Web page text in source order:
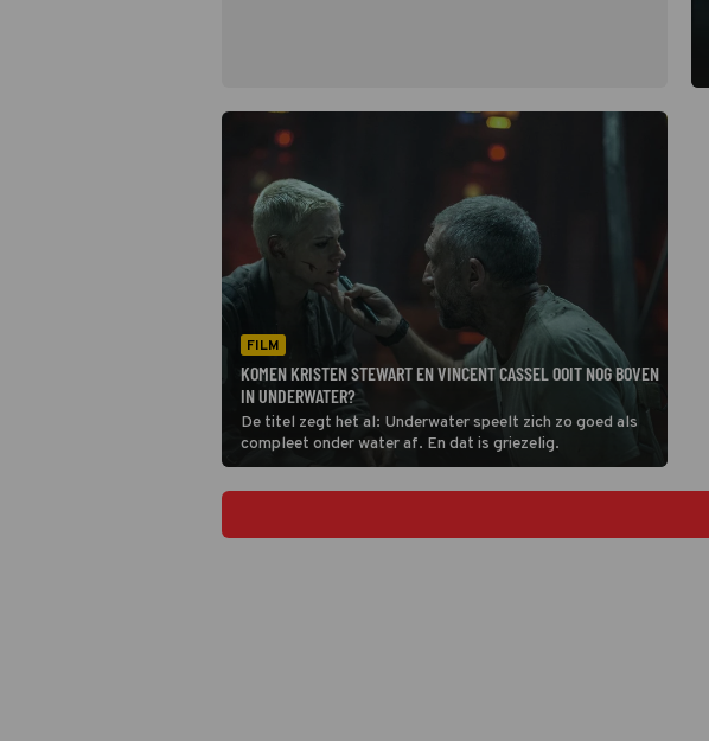
FILM
KOMEN KRISTEN STEWART EN VINCENT CASSEL OOIT NOG BOVEN
IN UNDERWATER?
De titel zegt het al: Underwater speelt zich zo goed als
compleet onder water af. En dat is griezelig.